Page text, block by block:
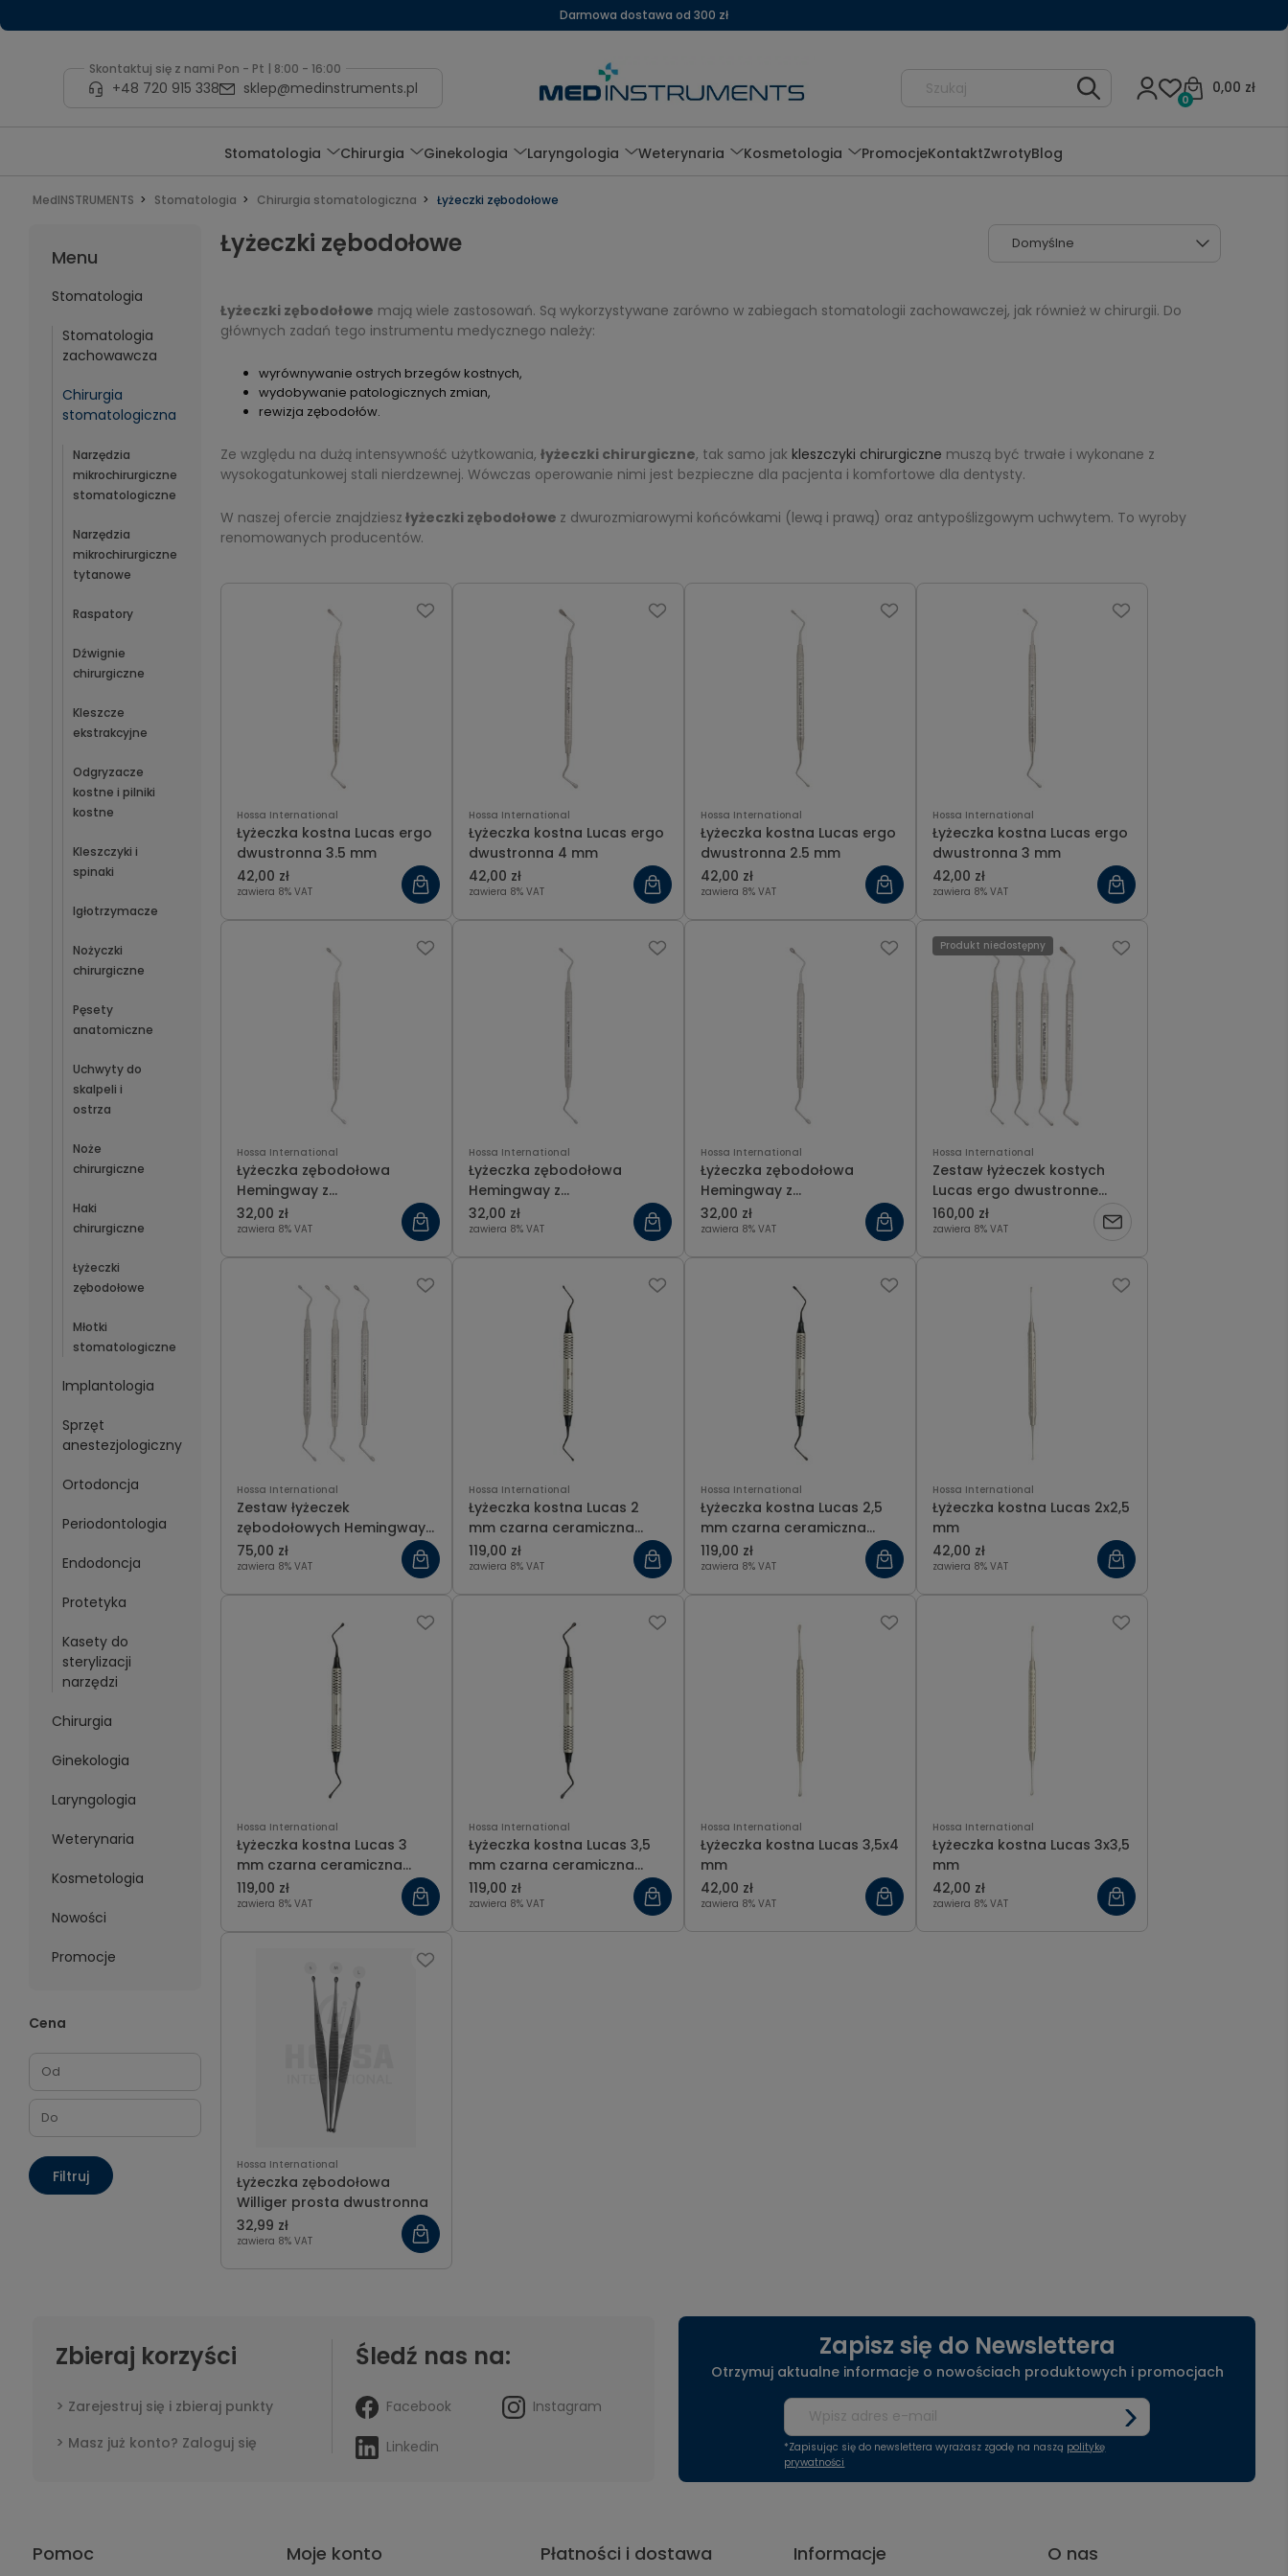
Darmowa dostawa od 300 zł
Skontaktuj się z nami Pon - Pt | 8:00 - 16:00
+48 720 915 338 sklep@medinstruments.pl 0,00 zł
0
Stomatologia Chirurgia Ginekologia Laryngologia Weterynaria Kosmetologia PromocjeKontaktZwrotyBlog
MedINSTRUMENTS Stomatologia Chirurgia stomatologiczna Łyżeczki zębodołowe
Menu
Stomatologia
Stomatologia
zachowawcza
Chirurgia
stomatologiczna
Narzędzia
mikrochirurgiczne
stomatologiczne
Narzędzia
mikrochirurgiczne
tytanowe
Raspatory
Dźwignie
chirurgiczne
Kleszcze
ekstrakcyjne
Odgryzacze
kostne i pilniki
kostne
Kleszczyki i
spinaki
Igłotrzymacze
Nożyczki
chirurgiczne
Pęsety
anatomiczne
Uchwyty do
skalpeli i
ostrza
Noże
chirurgiczne
Haki
chirurgiczne
Łyżeczki
zębodołowe
Młotki
stomatologiczne
Implantologia
Sprzęt
anestezjologiczny
Ortodoncja
Periodontologia
Endodoncja
Protetyka
Kasety do
sterylizacji
narzędzi
Chirurgia
Ginekologia
Laryngologia
Weterynaria
Kosmetologia
Nowości
Promocje
Cena
Filtruj
Łyżeczki zębodołowe
Łyżeczki zębodołowe mają wiele zastosowań. Są wykorzystywane zarówno w zabiegach stomatologii zachowawczej, jak również w chirurgii. Do
głównych zadań tego instrumentu medycznego należy:
wyrównywanie ostrych brzegów kostnych,
wydobywanie patologicznych zmian,
rewizja zębodołów.
Ze względu na dużą intensywność użytkowania, łyżeczki chirurgiczne, tak samo jak kleszczyki chirurgiczne muszą być trwałe i wykonane z
wysokogatunkowej stali nierdzewnej. Wówczas operowanie nimi jest bezpieczne dla pacjenta i komfortowe dla dentysty.
W naszej ofercie znajdziesz łyżeczki zębodołowe z dwurozmiarowymi końcówkami (lewą i prawą) oraz antypoślizgowym uchwytem. To wyroby
renomowanych producentów.
Hossa International
Łyżeczka kostna Lucas ergo
dwustronna 3.5 mm
42,00 zł
zawiera 8% VAT
Hossa International
Łyżeczka kostna Lucas ergo
dwustronna 4 mm
42,00 zł
zawiera 8% VAT
Hossa International
Łyżeczka kostna Lucas ergo
dwustronna 2.5 mm
42,00 zł
zawiera 8% VAT
Hossa International
Łyżeczka kostna Lucas ergo
dwustronna 3 mm
42,00 zł
zawiera 8% VAT
Hossa International
Łyżeczka zębodołowa
Hemingway z
ergonomicznym uchwytem
owalna 3.5 mm
32,00 zł
zawiera 8% VAT
Hossa International
Łyżeczka zębodołowa
Hemingway z
ergonomicznym uchwytem,
kształt owalny 3 mm
32,00 zł
zawiera 8% VAT
Hossa International
Łyżeczka zębodołowa
Hemingway z
ergonomicznym uchwytem,
kształt owalny 4 mm
32,00 zł
zawiera 8% VAT
Hossa International
Zestaw łyżeczek kostych
Lucas ergo dwustronne
rozm.2.5-3-3.5-4mm
160,00 zł
zawiera 8% VAT
Produkt niedostępny
Hossa International
Zestaw łyżeczek
zębodołowych Hemingway,
kształt owalny rozm.3-4
mm
75,00 zł
zawiera 8% VAT
Hossa International
Łyżeczka kostna Lucas 2
mm czarna ceramiczna
powłoka
119,00 zł
zawiera 8% VAT
Hossa International
Łyżeczka kostna Lucas 2,5
mm czarna ceramiczna
powłoka
119,00 zł
zawiera 8% VAT
Hossa International
Łyżeczka kostna Lucas 2x2,5
mm
42,00 zł
zawiera 8% VAT
Hossa International
Łyżeczka kostna Lucas 3
mm czarna ceramiczna
powłoka
119,00 zł
zawiera 8% VAT
Hossa International
Łyżeczka kostna Lucas 3,5
mm czarna ceramiczna
powłoka
119,00 zł
zawiera 8% VAT
Hossa International
Łyżeczka kostna Lucas 3,5x4
mm
42,00 zł
zawiera 8% VAT
Hossa International
Łyżeczka kostna Lucas 3x3,5
mm
42,00 zł
zawiera 8% VAT
Hossa International
Łyżeczka zębodołowa
Williger prosta dwustronna
32,99 zł
zawiera 8% VAT
Zbieraj korzyści
Zarejestruj się i zbieraj punkty
Masz już konto? Zaloguj się
Śledź nas na:
Facebook Instagram
Linkedin
Zapisz się do Newslettera
Otrzymuj aktualne informacje o nowościach produktowych i promocjach
*Zapisując się do newslettera wyrażasz zgodę na naszą politykę
prywatności
Pomoc Moje konto Płatności i dostawa Informacje O nas